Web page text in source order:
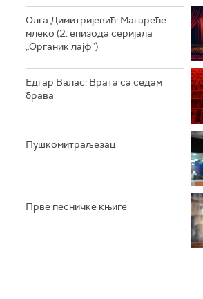
Олга Димитријевић: Магареће
млеко (2. епизода серијала
„Органик лајф”)
Едгар Валас: Врата са седам
брава
Пушкомитраљезац
Прве песничке књиге